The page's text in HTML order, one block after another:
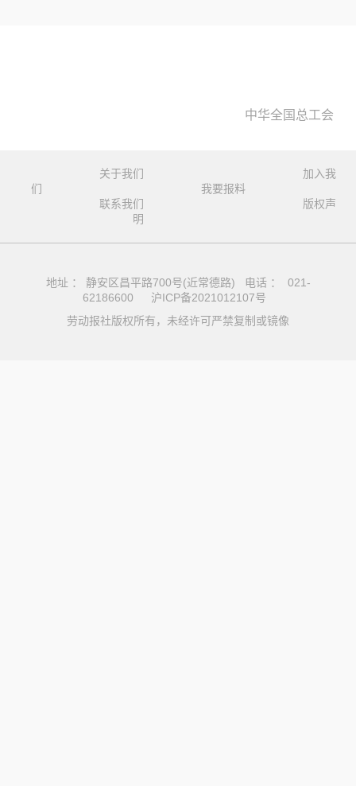
中华全国总工会
关于我们
加入我
们
我要报料
联系我们
版权声
明
地址 ： 静安区昌平路700号(近常德路) 电话 ： 021-
62186600
沪ICP备2021012107号
劳动报社版权所有，未经许可严禁复制或镜像